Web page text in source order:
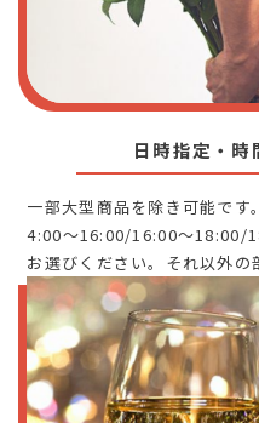
日時指定・時
一部大型商品を除き可能で
4:00～16:00/16:00～18:00/
お選びください。それ以外の